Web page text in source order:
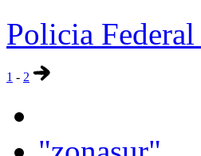
Policia
1 - 2